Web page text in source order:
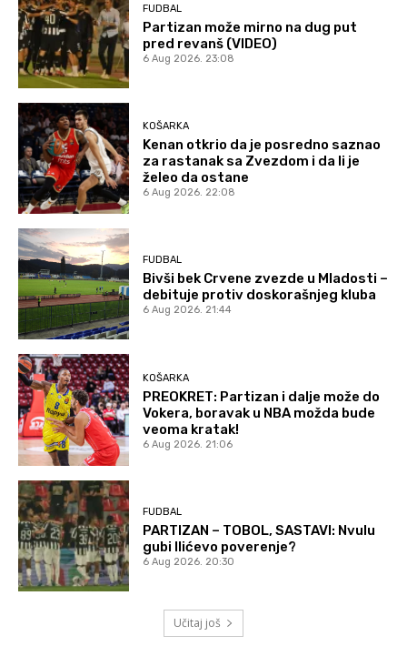
FUDBAL
Partizan može mirno na dug put
pred revanš (VIDEO)
6 Aug 2026. 23:08
KOŠARKA
Kenan otkrio da je posredno saznao
za rastanak sa Zvezdom i da li je
želeo da ostane
6 Aug 2026. 22:08
FUDBAL
Bivši bek Crvene zvezde u Mladosti –
debituje protiv doskorašnjeg kluba
6 Aug 2026. 21:44
KOŠARKA
PREOKRET: Partizan i dalje može do
Vokera, boravak u NBA možda bude
veoma kratak!
6 Aug 2026. 21:06
FUDBAL
PARTIZAN – TOBOL, SASTAVI: Nvulu
gubi Ilićevo poverenje?
6 Aug 2026. 20:30
Učitaj još